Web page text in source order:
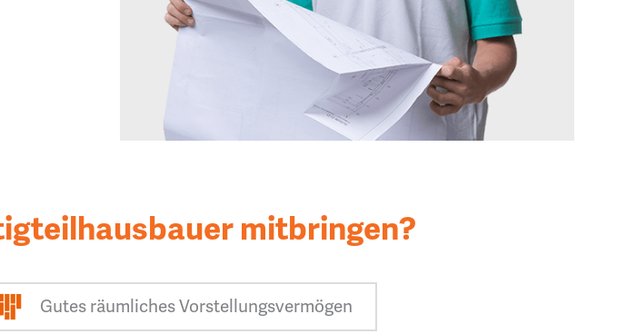
mitbringen?
Gutes räumliches Vorstellungsvermögen